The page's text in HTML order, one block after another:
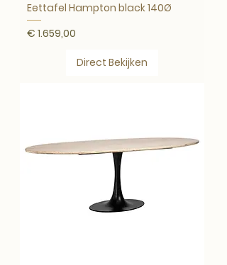
Eettafel Hampton black 140Ø
Prijs
€ 1.659,00
Direct Bekijken